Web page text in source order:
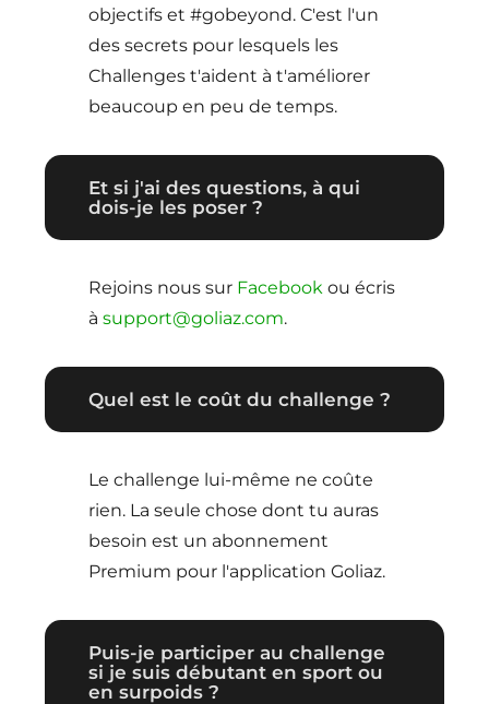
objectifs et #gobeyond. C'est l'un
des secrets pour lesquels les
Challenges t'aident à t'améliorer
beaucoup en peu de temps.
Et si j'ai des questions, à qui
dois-je les poser ?
Rejoins nous sur Facebook ou écris
àsupport@goliaz.com.
Quel est le coût du challenge ?
Le challenge lui-même ne coûte
rien. La seule chose dont tu auras
besoin est un abonnement
Premium pour l'application Goliaz.
Puis-je participer au challenge
si je suis débutant en sport ou
en surpoids ?